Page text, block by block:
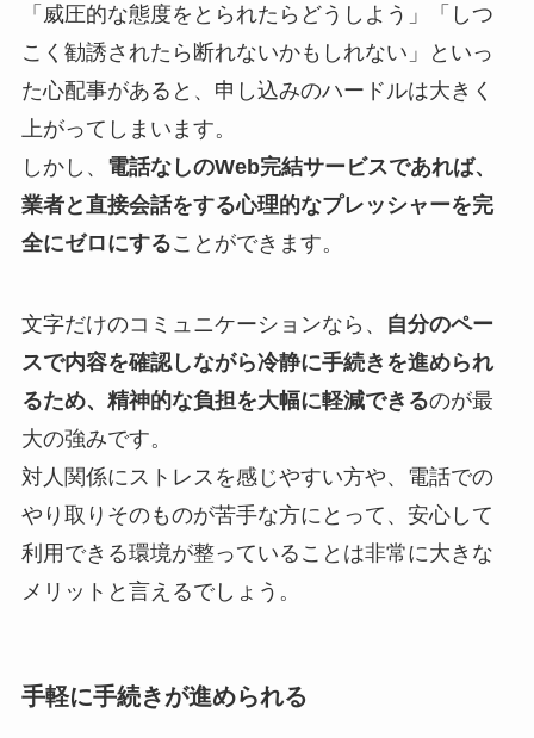
「威圧的な態度をとられたらどうしよう」「しつ
こく勧誘されたら断れないかもしれない」といっ
た心配事があると、申し込みのハードルは大きく
上がってしまいます。
しかし、 電話なしのWeb完結サービスであれば、
業者と直接会話をする心理的なプレッシャーを完
全にゼロにすることができます。
文字だけのコミュニケーションなら、
自分のペー
スで内容を確認しながら冷静に手続きを進められ
るため、精神的な負担を大幅に軽減できるのが最
大の強みです。
対人関係にストレスを感じやすい方や、電話での
やり取りそのものが苦手な方にとって、安心して
利用できる環境が整っていることは非常に大きな
メリットと言えるでしょう。
手軽に手続きが進められる